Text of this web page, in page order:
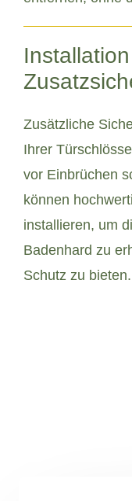
Zusätzliche
Ihrer
vor Einbrüchen
können
installieren, um
Badenhard zu
Schutz zu bieten.